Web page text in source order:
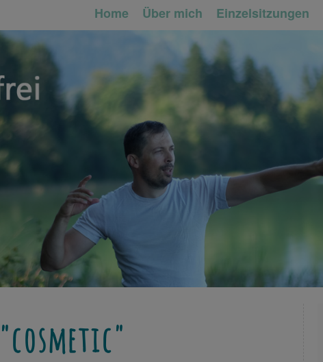
Home Über mich Einzelsitzungen